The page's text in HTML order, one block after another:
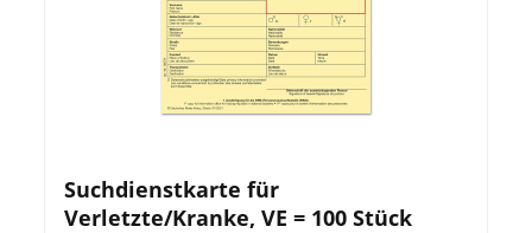
Suchdienstkarte für
Verletzte/Kranke, VE = 100 Stück